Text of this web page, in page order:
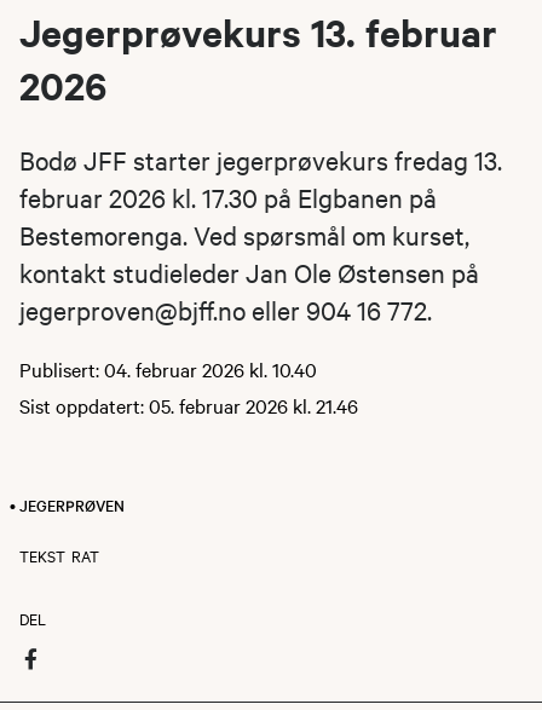
Jegerprøvekurs 13. februar
2026
Bodø JFF starter jegerprøvekurs fredag 13.
februar 2026 kl. 17.30 på Elgbanen på
Bestemorenga. Ved spørsmål om kurset,
kontakt studieleder Jan Ole Østensen på
jegerproven@bjff.no eller 904 16 772.
Publisert: 04. februar 2026 kl. 10.40
Sist oppdatert: 05. februar 2026 kl. 21.46
• JEGERPRØVEN
TEKST RAT
DEL